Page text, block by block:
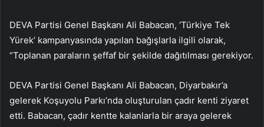
DEVA Partisi Genel Başkanı Ali Babacan, ‘Türkiye Tek
Yürek’ kampanyasında yapılan bağışlarla ilgili olarak,
“Toplanan paraların şeffaf bir şekilde dağıtılması gerekiyor.
DEVA Partisi Genel Başkanı Ali Babacan, Diyarbakır’a
gelerek Koşuyolu Parkı’nda oluşturulan çadır kenti ziyaret
etti. Babacan, çadır kentte kalanlarla bir araya gelerek